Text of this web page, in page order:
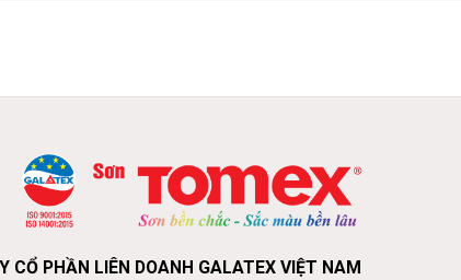
CỔ PHẦN LIÊN DOANH GALATEX VIỆT NAM